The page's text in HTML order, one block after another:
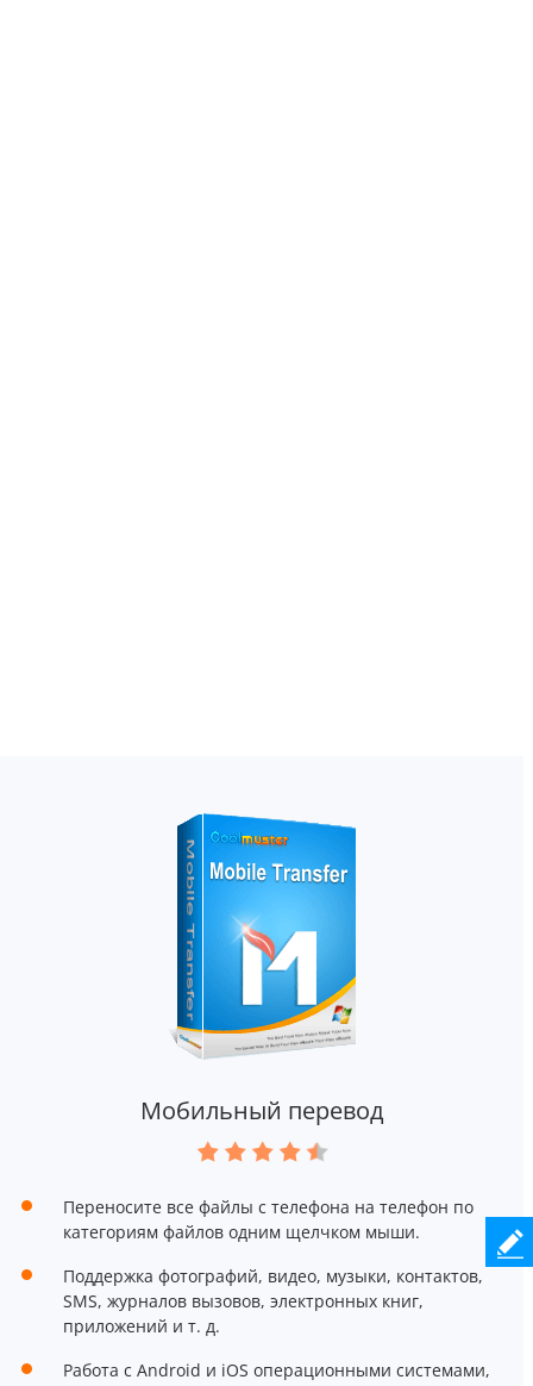
Мобильный перевод
Переносите все файлы с телефона на телефон по
категориям файлов одним щелчком мыши.
Поддержка фотографий, видео, музыки, контактов,
SMS, журналов вызовов, электронных книг,
приложений и т. д.
Работа с Android и iOS операционными системами,